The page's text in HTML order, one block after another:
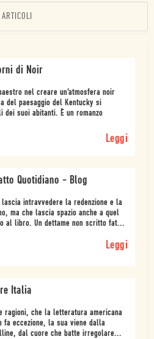
ARTICOLI
di Noir
nel creare un’atmosfera noir
del paesaggio del Kentucky si
suoi abitanti. È un romanzo
Leggi
Quotidiano - Blog
intravvedere la redenzione e la
ma che lascia spazio anche a quel
al libro. Un dettame non scritto fat...
Leggi
Italia
ragioni, che la letteratura americana
eccezione, la sua viene dalla
dal cuore che batte irregolare...